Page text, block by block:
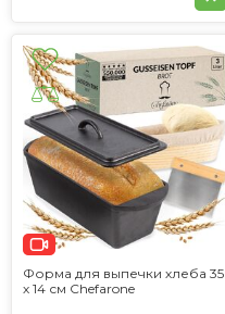
Форма для выпечки хлеба 35
х 14 см Chefarone